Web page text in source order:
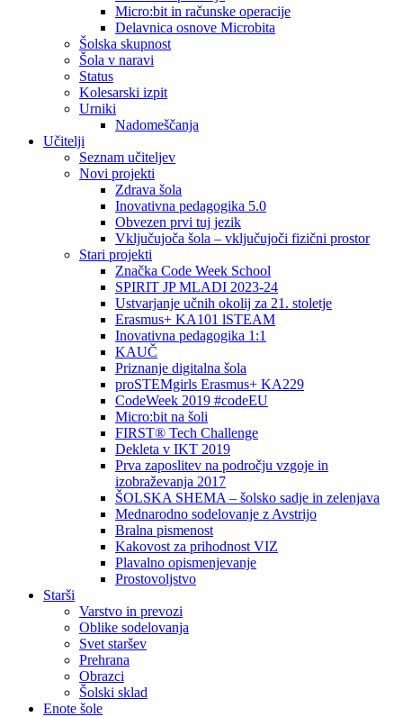
Micro:bit in računske operacije
Delavnica osnove Microbita
Šolska skupnost
Šola v naravi
Status
Kolesarski izpit
Urniki
Nadomeščanja
Učitelji
Seznam učiteljev
Novi projekti
Zdrava šola
Inovativna pedagogika 5.0
Obvezen prvi tuj jezik
Vključujoča šola – vključujoči fizični prostor
Stari projekti
Značka Code Week School
SPIRIT JP MLADI 2023-24
Ustvarjanje učnih okolij za 21. stoletje
Erasmus+ KA101 lSTEAM
Inovativna pedagogika 1:1
KAUČ
Priznanje digitalna šola
proSTEMgirls Erasmus+ KA229
CodeWeek 2019 #codeEU
Micro:bit na šoli
FIRST® Tech Challenge
Dekleta v IKT 2019
Prva zaposlitev na področju vzgoje in
izobraževanja 2017
ŠOLSKA SHEMA – šolsko sadje in zelenjava
Mednarodno sodelovanje z Avstrijo
Bralna pismenost
Kakovost za prihodnost VIZ
Plavalno opismenjevanje
Prostovoljstvo
Starši
Varstvo in prevozi
Oblike sodelovanja
Svet staršev
Prehrana
Obrazci
Šolski sklad
Enote šole